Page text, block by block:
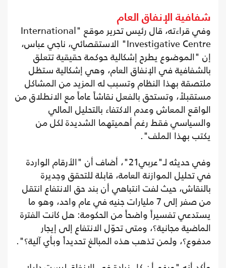
شفافية الإنفاق العام
وفي قراءته، قال رئيس تحرير موقع "International
Investigative Centre" الاستقصائي، ناجي عباس،
إن "الموضوع يطرح إشكالية حوكمة حقيقية تتعلق
بالشفافية في الإنفاق العام، وهي إشكالية ستظل
ملتصقة بهذا النظام وتسبب له المزيد من المشاكل
مستقبلاً، وتستحق بالفعل نقاشاً عاماً مع الانطلاق من
الواقع المعاش وعدم الاكتفاء بالتحليل المالي
والسياسي فقط رغم أهميتهما الشديدة لكل من
يكتب بهذا الملف".
وفي حديثه لـ"عربي21"، أضاف أن "الأرقام الواردة
في تحليل الموازنة العامة، قابلة للتحقق وجديرة
بالنقاش، حيث لفت انتباهي أن بند حق الانتفاع انتقل
من صفر إلى 7 مليارات جنيه في عام واحد، وهو ما
يستدعي تفسيراً واضحاً من الحكومة: هل كانت الفترة
الماضية مجانية؟، ومتى تحوّل الانتفاع إلى إيجار
مدفوع؟، ولمن تذهب هذه المبالغ تحديداً وبأي آلية؟".